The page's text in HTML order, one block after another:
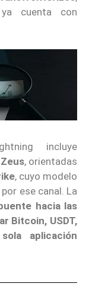
cuenta con
incluye
, orientadas
, cuyo modelo
ese canal. La
hacia las
Bitcoin, USDT,
aplicación